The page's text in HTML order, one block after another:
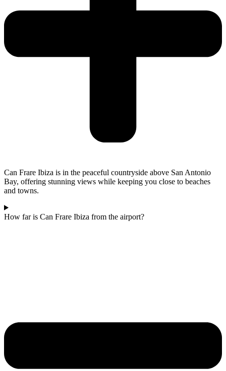
Can Frare Ibiza is in the peaceful countryside above San Antonio
Bay, offering stunning views while keeping you close to beaches
and towns.
How far is Can Frare Ibiza from the airport?